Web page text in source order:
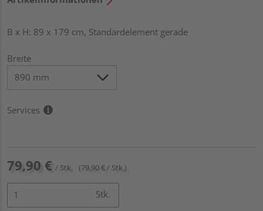
B x H: 89 x 179 cm, Standardelement gerade
Breite
Services
79,90 € / Stk. (79,90 € / Stk.)
Stk.